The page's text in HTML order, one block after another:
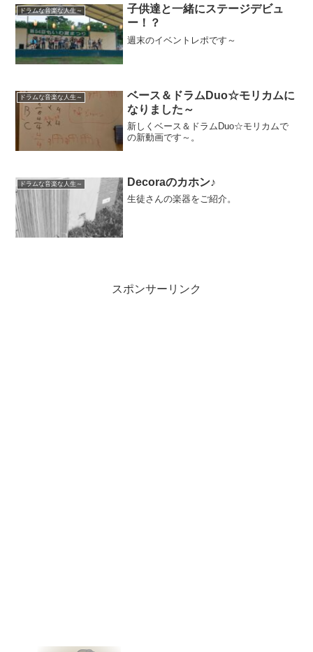
ドラムな音楽な人生～
子供達と一緒にステージデビュ
ー！？
週末のイベントレポです～
ドラムな音楽な人生～
ベース＆ドラムDuo☆モリカムに
なりました～
新しくベース＆ドラムDuo☆モリカムで
の新動画です～。
ドラムな音楽な人生～ Decoraのカホン♪
生徒さんの楽器をご紹介。
スポンサーリンク